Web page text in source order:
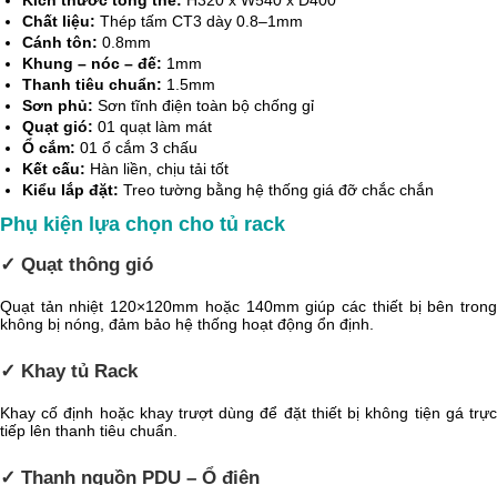
Chất liệu: Thép tấm CT3 dày 0.8–1mm
Cánh tôn: 0.8mm
Khung – nóc – đế: 1mm
Thanh tiêu chuẩn: 1.5mm
Sơn phủ: Sơn tĩnh điện toàn bộ chống gỉ
Quạt gió: 01 quạt làm mát
Ổ cắm: 01 ổ cắm 3 chấu
Kết cấu: Hàn liền, chịu tải tốt
Kiểu lắp đặt: Treo tường bằng hệ thống giá đỡ chắc chắn
Phụ kiện lựa chọn cho tủ rack
✓ Quạt thông gió
Quạt tản nhiệt 120×120mm hoặc 140mm giúp các thiết bị bên trong
không bị nóng, đảm bảo hệ thống hoạt động ổn định.
✓ Khay tủ Rack
Khay cố định hoặc khay trượt dùng để đặt thiết bị không tiện gá trực
tiếp lên thanh tiêu chuẩn.
✓ Thanh nguồn PDU – Ổ điện